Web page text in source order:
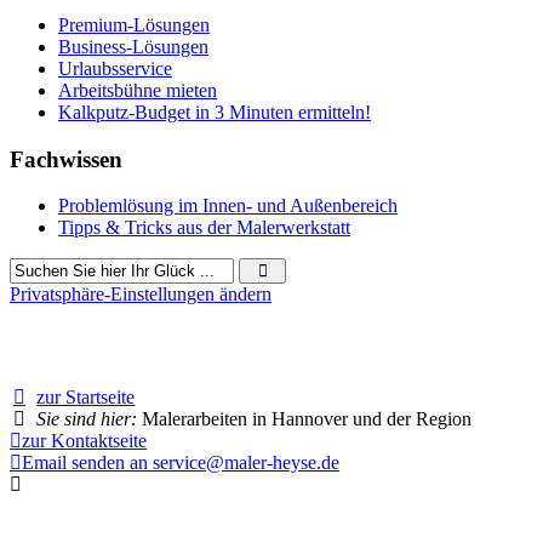
Premium-Lösungen
Business-Lösungen
Urlaubsservice
Arbeitsbühne mieten
Kalkputz-Budget in 3 Minuten ermitteln!
Fachwissen
Problemlösung im Innen- und Außenbereich
Tipps & Tricks aus der Malerwerkstatt
Privatsphäre-Einstellungen ändern
zur Startseite
Sie sind hier: Malerarbeiten in Hannover und der Region
zur Kontaktseite
Email senden an service@maler-heyse.de